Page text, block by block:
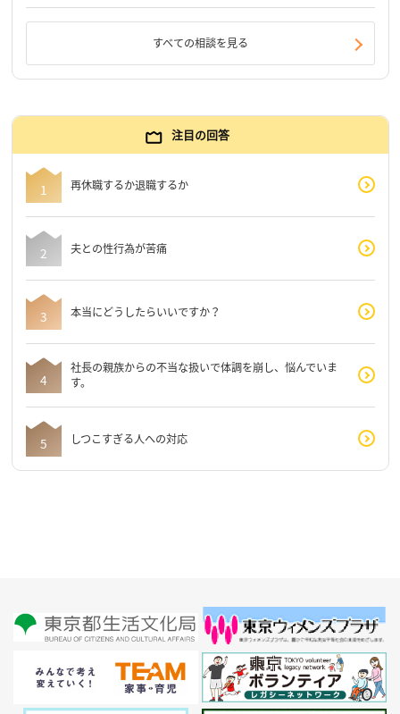
すべての相談を見る
注目の回答
再休職するか退職するか
夫との性行為が苦痛
本当にどうしたらいいですか？
社長の親族からの不当な扱いで体調を崩し、悩んでいま
す。
しつこすぎる人への対応